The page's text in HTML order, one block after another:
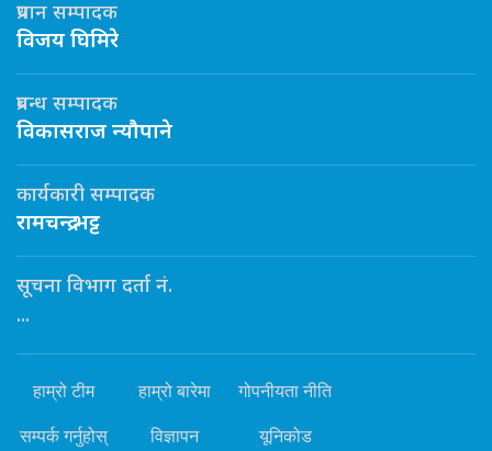
प्रधान सम्पादक
विजय घिमिरे
प्रबन्ध सम्पादक
विकासराज न्यौपाने
कार्यकारी सम्पादक
रामचन्द्र भट्ट
सूचना विभाग दर्ता नं.
...
हाम्रो टीम हाम्रो बारेमा गोपनीयता नीति
सम्पर्क गर्नुहोस् विज्ञापन यूनिकोड